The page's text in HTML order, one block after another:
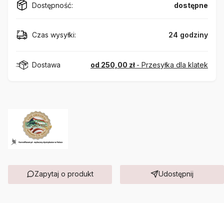
Dostępność: dostępne
Czas wysyłki: 24 godziny
Dostawa od 250,00 zł - Przesyłka dla klatek
Zapytaj o produkt Udostępnij